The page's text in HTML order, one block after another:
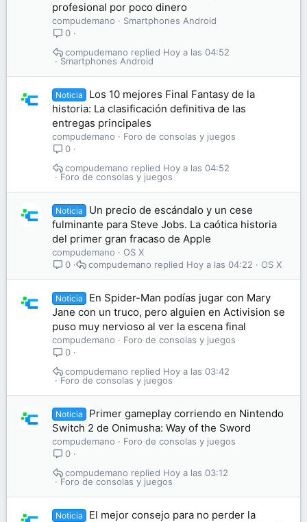
profesional por poco dinero
compudemano
Smartphones Android
0
Smartphones Android
Hoy a las 04:52
compudemano
Noticia
Los 10 mejores Final Fantasy de la
historia: La clasificación definitiva de las
entregas principales
compudemano
Foro de consolas y juegos
0
Foro de consolas y juegos
Hoy a las 04:52
compudemano
Noticia
Un precio de escándalo y un cese
fulminante para Steve Jobs. La caótica historia
del primer gran fracaso de Apple
compudemano
OS X
0
OS X
Hoy a las 04:22
compudemano
Noticia
En Spider-Man podías jugar con Mary
Jane con un truco, pero alguien en Activision se
puso muy nervioso al ver la escena final
compudemano
Foro de consolas y juegos
0
Foro de consolas y juegos
Hoy a las 03:42
compudemano
Noticia
Primer gameplay corriendo en Nintendo
Switch 2 de Onimusha: Way of the Sword
compudemano
Foro de consolas y juegos
0
Foro de consolas y juegos
Hoy a las 03:12
compudemano
Noticia
El mejor consejo para no perder la